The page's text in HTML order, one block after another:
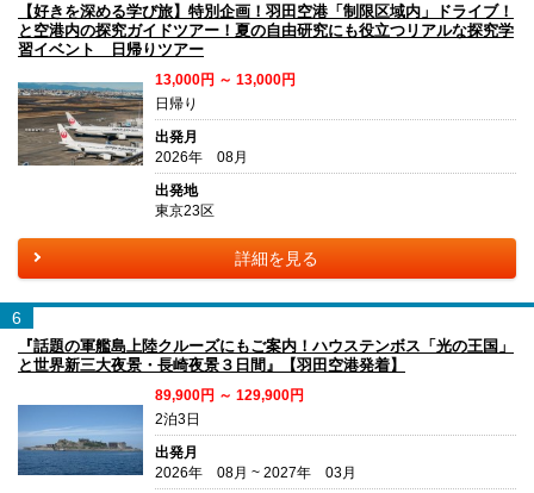
【好きを深める学び旅】特別企画！羽田空港「制限区域内」ドライブ！
と空港内の探究ガイドツアー！夏の自由研究にも役立つリアルな探究学
習イベント 日帰りツアー
13,000円 ～ 13,000円
日帰り
出発月
2026年 08月
出発地
東京23区
詳細を見る
6
『話題の軍艦島上陸クルーズにもご案内！ハウステンボス「光の王国」
と世界新三大夜景・長崎夜景３日間』【羽田空港発着】
89,900円 ～ 129,900円
2泊3日
出発月
2026年 08月 ~ 2027年 03月